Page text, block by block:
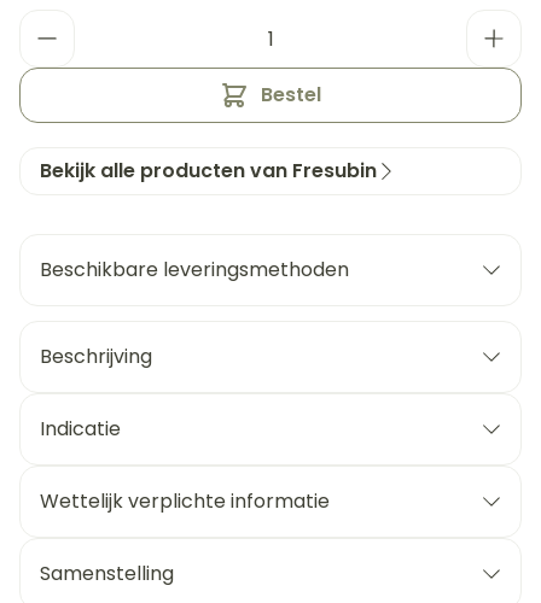
Bestel
Bekijk alle producten van Fresubin
Beschikbare leveringsmethoden
Beschrijving
Indicatie
Wettelijk verplichte informatie
Samenstelling